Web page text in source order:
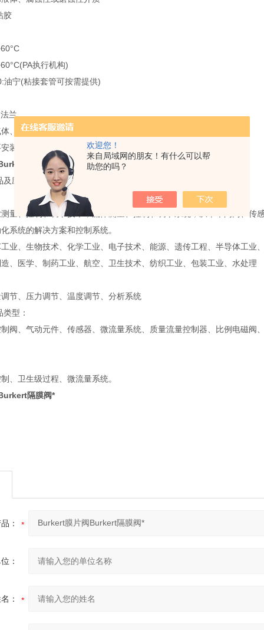
欢迎您！
来自局域网的朋友！有什么可以帮
助您的吗？
胶
执行机构)
油宁(粘接套管可按需提供)
兰
、空气
装，将执行机构朝上
隔膜阀*
应用行业
量、控制和调节技术，流体测量、控制和调节系统，从单个阀门、传
系统的解决方案和控制系统。
业、生物技术、化学工业、电子技术、能源、遗传工程、半导体工业
、医学、制药工业、航空、卫生技术、纺织工业、包装工业、水处理
节、压力调节、温度调节、分析系统
型：
阀、气动元件、传感器、微流量系统、质量流量控制器、比例电磁阀
、卫生级过程、微流量系统。
隔膜阀*
：
：
：